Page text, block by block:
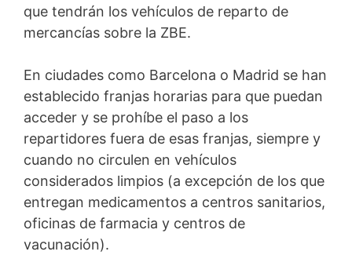
que tendrán los vehículos de reparto de
mercancías sobre la ZBE.
En ciudades como Barcelona o Madrid se han
establecido franjas horarias para que puedan
acceder y se prohíbe el paso a los
repartidores fuera de esas franjas, siempre y
cuando no circulen en vehículos
considerados limpios (a excepción de los que
entregan medicamentos a centros sanitarios,
oficinas de farmacia y centros de
vacunación).